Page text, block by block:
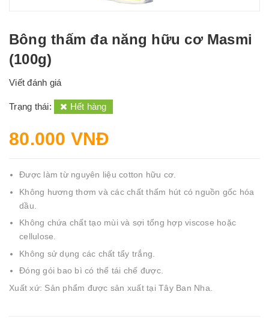
Bông thấm đa năng hữu cơ Masmi
(100g)
Viết đánh giá
Trạng thái: Hết hàng
80.000 VNĐ
Được làm từ nguyên liệu cotton hữu cơ.
Không hương thơm và các chất thấm hút có nguồn gốc hóa
dầu.
Không chứa chất tạo mùi và sợi tổng hợp viscose hoặc
cellulose.
Không sử dụng các chất tẩy trắng.
Đóng gói bao bì có thể tái chế được.
Xuất xứ: Sản phẩm được sản xuất tại Tây Ban Nha.